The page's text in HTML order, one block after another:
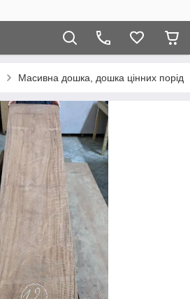
Масивна дошка, дошка цінних порід